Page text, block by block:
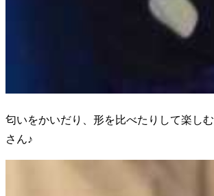
匂いをかいだり、形を比べたりして楽し
さん♪